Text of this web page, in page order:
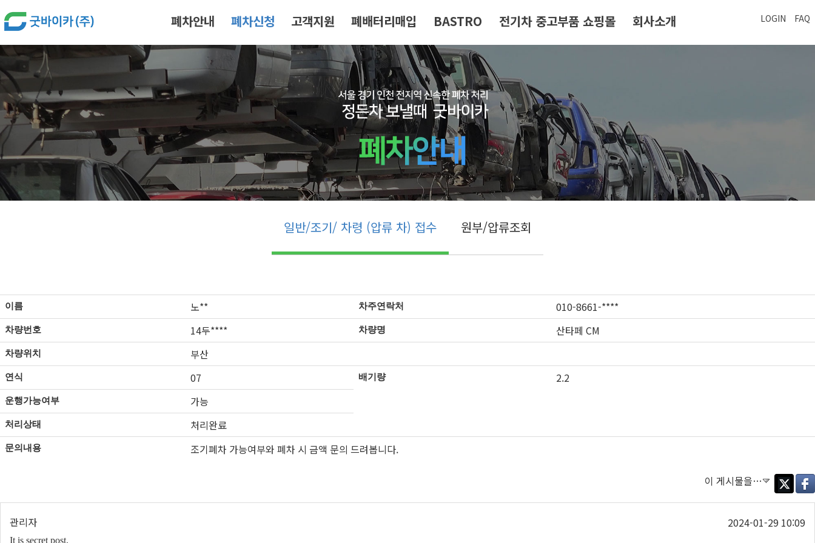
LOGIN FAQ
폐차안내 폐차신청 고객지원 폐배터리매입 BASTRO 전기차 중고부품 쇼핑몰 회사소개
일반/조기/ 차령 (압류 차) 접수 원부/압류조회
이름 노** 차주연락처 010-8661-****
차량번호 14두**** 차량명 산타페 CM
차량위치 부산
연식 07 배기량 2.2
운행가능여부 가능
처리상태 처리완료
문의내용 조기폐차 가능여부와 폐차 시 금액 문의 드려봅니다.
이 게시물을…
Twitter
관리자 2024-01-29 10:09
It is secret post.